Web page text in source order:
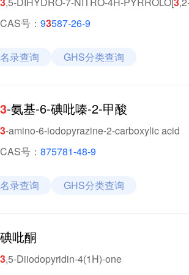
CAS号： 93587-26-9
录查询 GHS分类查询
3-氨基-6-碘吡嗪-2-甲酸
3-amino-6-iodopyrazine-2-carboxylic acid
CAS号： 875781-48-9
录查询 GHS分类查询
碘吡酮
3,5-Diiodopyridin-4(1H)-one